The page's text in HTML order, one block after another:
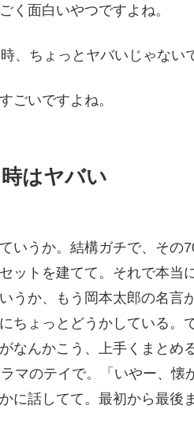
く面白いやつですよね。
、ちょっとヤバいじゃない
ごいですよね。
はヤバい
いうか。結構ガチで、その
ットを建てて。それで本
うか、もう岡本太郎の名言
ちょっとどうかしている。
なんかこう、上手くまとめ
マのテイで。「いやー、懐
話してて。最初から最後